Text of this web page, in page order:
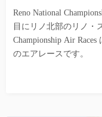
Reno National
目にリノ北部のリノ・
Championship Air
のエアレースです。